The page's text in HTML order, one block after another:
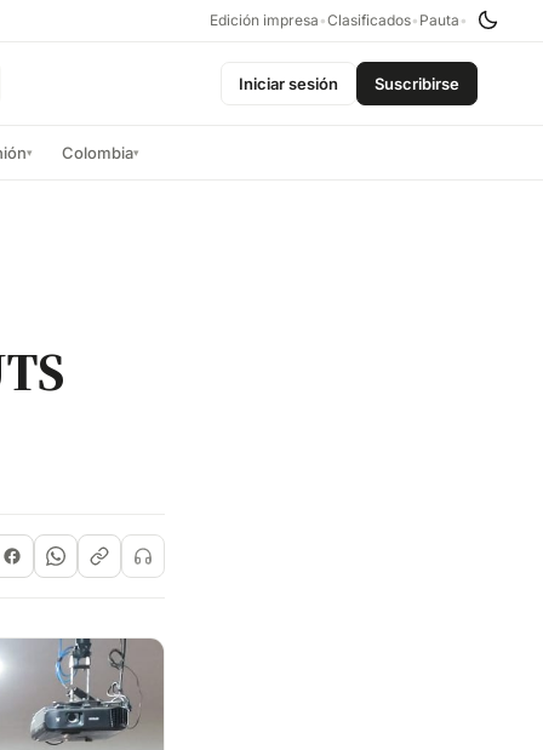
Edición impresa •Clasificados• Pauta •
Iniciar sesión Suscribirse
▾ Colombia▾